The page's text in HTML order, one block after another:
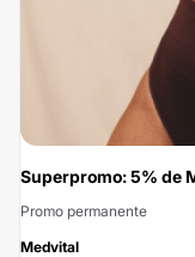
10% OFF sobre precio de
precisión y resultados para
Cupos Limitados. Reserva
radiante. Agenda hoy mismo!!
-5%
Superpromo: 5% de
Promo permanente
Medvital